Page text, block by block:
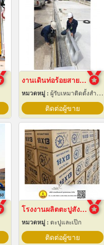
งานเดินท่อร้อยสายไฟฟ้า ระยอง
หมวดหมู่ : ผู้รับเหมาติดตั้งสำหรับบ้านและโรงงานไฟฟ้า
ติดต่อผู้ขาย
โรงงานผลิตตะปูสังกะสี
หมวดหมู่ : ตะปูและเป๊ก
ติดต่อผู้ขาย